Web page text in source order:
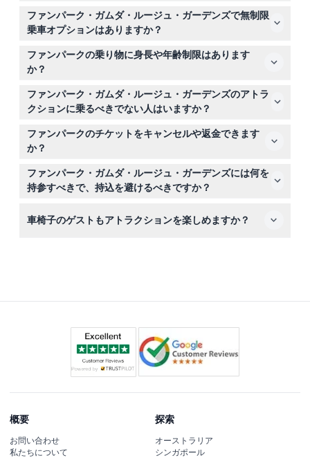
ファンパーク・ガムダ・ルージュ・ガーデンズは月曜日、
火曜日、木曜日、金曜日は午後3時から午後11時まで営業
し、土曜日、日曜日、マレーシアの学校の休暇および祝日
は正午から深夜まで営業しています。水曜日は祝日および
学校の休暇の場合を除いて休園です（変更される場合があ
ファンパーク・ガムダ・ルージュ・ガーデンズで無制限
乗車オプションはありますか？
はい！ファンパスを購入すると、1日中無制限に乗車で
き、「アイ・オブ・ガーデンズ」や「ヴルーマラン」など
のすべてのアトラクションを楽しめます。
ファンパークの乗り物に身長や年齢制限はあります
か？
身長120cm未満の子供は、16歳以上の有料同伴者が必要
です。チケットの価格は誕生日ではなく生まれ年に基づい
ています。
ファンパーク・ガムダ・ルージュ・ガーデンズのアトラ
クションに乗るべきでない人はいますか？
妊娠中の方、腕や脚にギプスをしている方、手術回復中の
方、心臓病や血圧、乗り物酔い、てんかん、高所・密閉恐
怖症のある方、義肢の使用で悪化する恐れがある方は乗ら
ないでください。
ファンパークのチケットをキャンセルや返金できます
か？
ファンパーク・ガムダ・ルージュ・ガーデンズのチケット
は返金不可でキャンセルもできませんので、正しい日付と
時間で予約をしてください。
ファンパーク・ガムダ・ルージュ・ガーデンズには何を
持参すべきで、持込を避けるべきですか？
持ち込みは禁止されています。屋外アクティビティに適し
車椅子のゲストもアトラクションを楽しめますか？
概要
お問い合わせ
私たちについて
探索
オーストラリア
シンガポール